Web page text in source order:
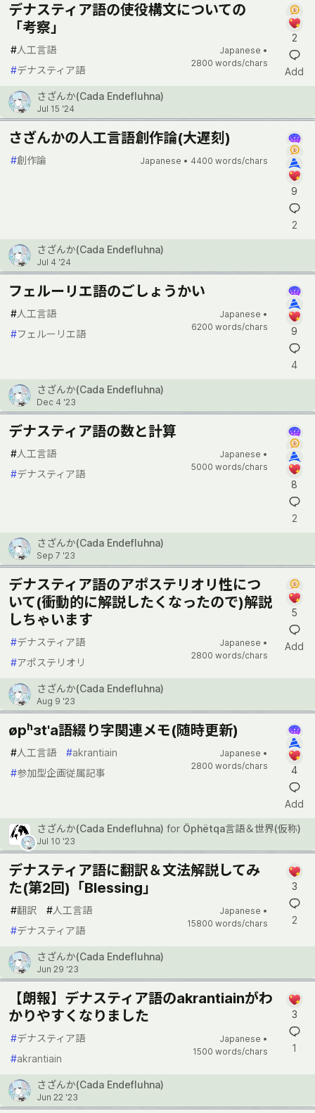
デナスティア語の使役構文についての
「考察」
#人工言語
#デナスティア語
Japanese •
2800 words/chars
2
Add
さざんか(Cada Endefluhna)
Jul 15 '24
さざんかの人工言語創作論(大遅刻)
#創作論 Japanese • 4400 words/chars
9
2
さざんか(Cada Endefluhna)
Jul 4 '24
フェルーリエ語のごしょうかい
#人工言語
#フェルーリエ語
Japanese •
6200 words/chars
9
4
さざんか(Cada Endefluhna)
Dec 4 '23
デナスティア語の数と計算
#人工言語
#デナスティア語
Japanese •
5000 words/chars
8
2
さざんか(Cada Endefluhna)
Sep 7 '23
デナスティア語のアポステリオリ性につ
いて(衝動的に解説したくなったので)解説
しちゃいます
#デナスティア語
#アポステリオリ
Japanese •
2800 words/chars
5
Add
さざんか(Cada Endefluhna)
Aug 9 '23
øpʰɜt'a語綴り字関連メモ(随時更新)
#人工言語 #akrantiain
#参加型企画従属記事
Japanese •
2800 words/chars
4
Add
さざんか(Cada Endefluhna) for Öphëtqa言語＆世界(仮称)
Jul 10 '23
デナスティア語に翻訳＆文法解説してみ
た(第2回)「Blessing」
#翻訳 #人工言語
#デナスティア語
Japanese •
15800 words/chars
3
2
さざんか(Cada Endefluhna)
Jun 29 '23
【朗報】デナスティア語のakrantiainがわ
かりやすくなりました
#デナスティア語
#akrantiain
Japanese •
1500 words/chars
3
1
さざんか(Cada Endefluhna)
Jun 22 '23